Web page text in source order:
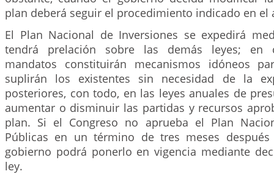
plan deberá seguir el procedimiento indicado en el
El Plan Nacional de Inversiones se expedirá
tendrá prelación sobre las demás leyes; en
mandatos constituirán mecanismos idóneos
suplirán los existentes sin necesidad de la
posteriores, con todo, en las leyes anuales de
aumentar o disminuir las partidas y recursos
plan. Si el Congreso no aprueba el Plan
Públicas en un término de tres meses
gobierno podrá ponerlo en vigencia mediante
ley.